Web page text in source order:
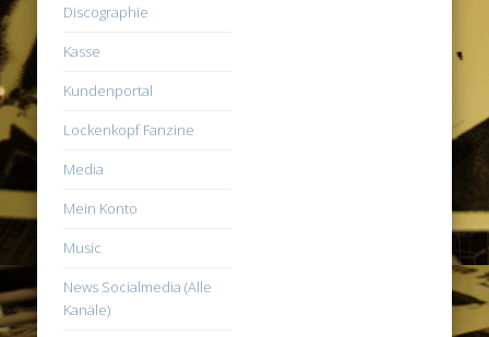
Discographie
Kasse
Kundenportal
Lockenkopf Fanzine
Media
Mein Konto
Music
News Socialmedia (Alle
Kanäle)